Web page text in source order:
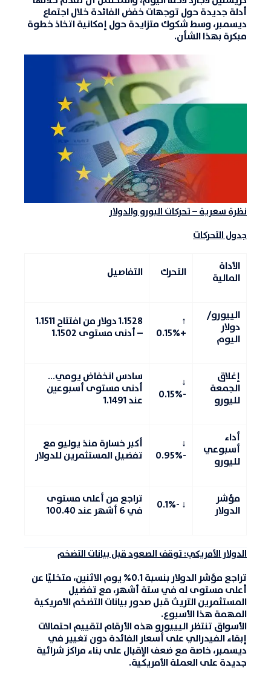
أدلة جديدة حول توجهات خفض الفائدة خلال اجتماع
ديسمبر، وسط شكوك متزايدة حول إمكانية اتخاذ خطوة
مبكرة بهذا الشأن.
نظرة سعرية – تحركات اليورو والدولار
جدول التحركات
الأداة
المالية التحرك التفاصيل
الييورو/
دولار
اليوم
↑
+0.15%
1.1528 دولار من افتتاح 1.1511
– أدنى مستوى 1.1502
إغلاق
الجمعة
لليورو
↓
-0.15%
سادس انخفاض يومي…
أدنى مستوى أسبوعين
عند 1.1491
أداء
أسبوعي
لليورو
↓
-0.95%
أكبر خسارة منذ يوليو مع
تفضيل المستثمرين للدولار
مؤشر
الدولار ↓
-0.1% تراجع من أعلى مستوى
في 6 أشهر عند 100.40
الدولار الأمريكي: توقف الصعود قبل بيانات التضخم
تراجع مؤشر الدولار بنسبة 0.1% يوم الاثنين، متخليًا عن
أعلى مستوى له في ستة أشهر، مع تفضيل
المستثمرين التريث قبل صدور بيانات التضخم الأمريكية
المهمة هذا الأسبوع.
الأسواق تنتظر اليييورو هذه الأرقام لتقييم احتمالات
إبقاء الفيدرالي على أسعار الفائدة دون تغيير في
ديسمبر، خاصة مع ضعف الإقبال على بناء مراكز شرائية
جديدة على العملة الأمريكية.